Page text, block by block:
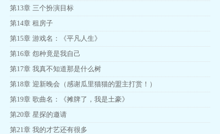
第13章 三个扮演目标
第14章 租房子
第15章 游戏名：《平凡人生》
第16章 怨种竟是我自己
第17章 我真不知道那是什么树
第18章 迎新晚会（感谢瓜里猫猫的盟主打赏！）
第19章 歌曲名：《摊牌了，我是土豪》
第20章 星探的邀请
第21章 我的才艺还有很多